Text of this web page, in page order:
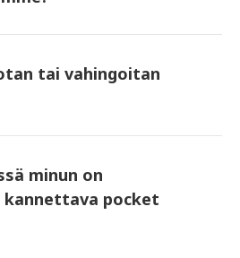
kerralla (puhelimet, tabletit,
varavirtalähteen koko päivän
tai vahingoitan
kattamaan katoamisen tai
heti yhteyttä – autamme
minun on
pocket